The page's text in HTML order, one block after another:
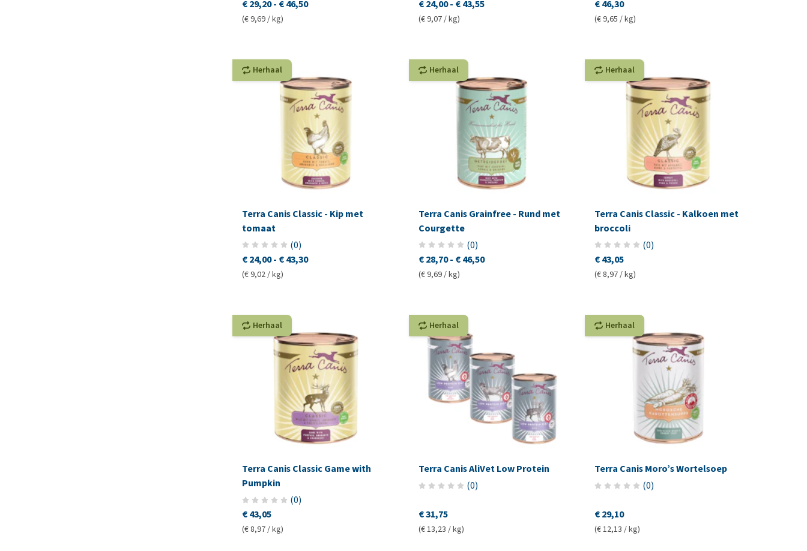
€ 29,20- € 46,50
(€ 9,69 / kg)
€ 24,00 - € 43,55
(€ 9,07 / kg)
€ 46,30
(€ 9,65 / kg)
Herhaal
Terra Canis Classic - Kip met
tomaat
(0)
€ 24,00- € 43,30
(€ 9,02 / kg)
Herhaal
Terra Canis Grainfree - Rund met
Courgette
(0)
€ 28,70 - € 46,50
(€ 9,69 / kg)
Herhaal
Terra Canis Classic - Kalkoen met
broccoli
(0)
€ 43,05
(€ 8,97 / kg)
Herhaal
Terra Canis Classic Game with
Pumpkin
(0)
€ 43,05
(€ 8,97 / kg)
Herhaal
Terra Canis AliVet Low Protein
(0)
€ 31,75
(€ 13,23 / kg)
Herhaal
Terra Canis Moro’s Wortelsoep
(0)
€ 29,10
(€ 12,13 / kg)